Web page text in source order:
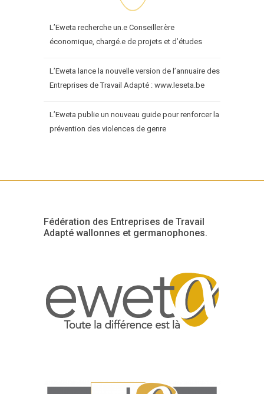
L’Eweta recherche un.e Conseiller.ère
économique, chargé.e de projets et d’études
L’Eweta lance la nouvelle version de l’annuaire des
Entreprises de Travail Adapté : www.leseta.be
L’Eweta publie un nouveau guide pour renforcer la
prévention des violences de genre
Fédération des Entreprises de Travail
Adapté wallonnes et germanophones.